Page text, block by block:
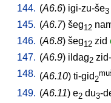
144. (A6.6) igi-zu-še3
145. (A6.7) šeg12
146. (A6.8) šeg12 zid
147. (A6.9) ildag2
148. (A6.10) ti-gid2
149. (A6.11) e2 du3-